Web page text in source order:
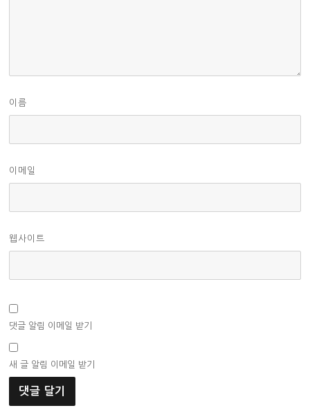
이름
이메일
웹사이트
댓글 알림 이메일 받기
새 글 알림 이메일 받기